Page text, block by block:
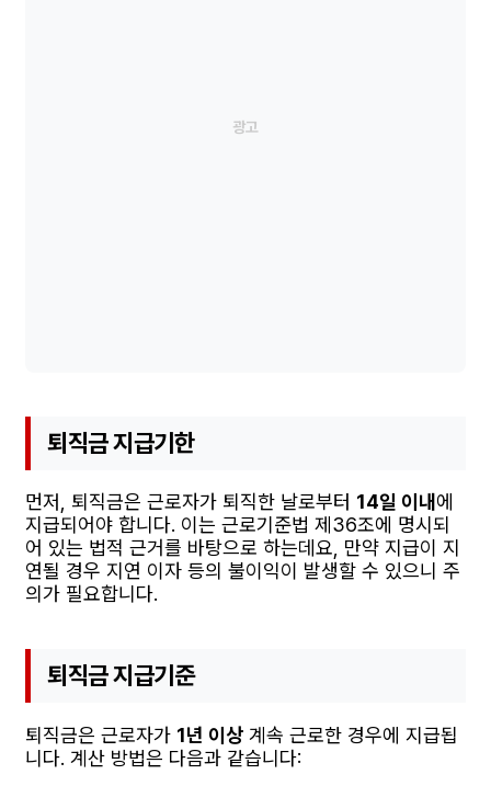
퇴직금 지급기한
먼저, 퇴직금은 근로자가 퇴직한 날로부터 14일 이내 에
지급되어야 합니다. 이는 근로기준법 제36조에 명시되
어 있는 법적 근거를 바탕으로 하는데요, 만약 지급이 지
연될 경우 지연 이자 등의 불이익이 발생할 수 있으니 주
의가 필요합니다.
퇴직금 지급기준
퇴직금은 근로자가 1년 이상 계속 근로한 경우에 지급됩
니다. 계산 방법은 다음과 같습니다: